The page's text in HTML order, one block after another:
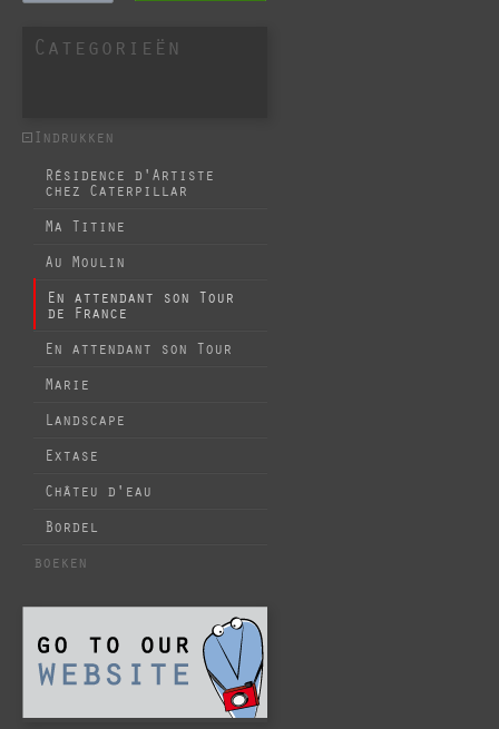
Categorieën
Indrukken
Résidence d'Artiste
chez Caterpillar
Ma Titine
Au Moulin
En attendant son Tour
de France
En attendant son Tour
Marie
Landscape
Extase
Châteu d'eau
Bordel
boeken